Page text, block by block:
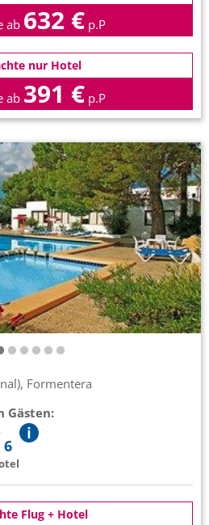
ab 632 € p.P
nur Hotel
ab 391 € p.P
Formentera
Gästen:
6
Flug + Hotel